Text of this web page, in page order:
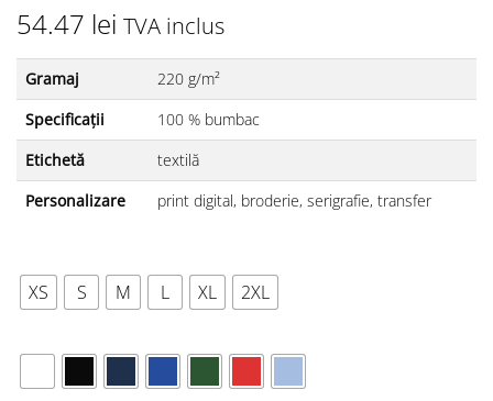
54.47 lei TVA inclus
Gramaj
220 g/m²
Specificații
100 % bumbac
Etichetă
textilă
Personalizare
print digital, broderie, serigrafie, transfer
XS S M L XL 2XL